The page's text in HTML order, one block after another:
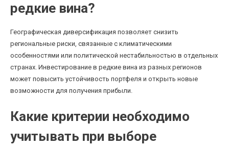
редкие вина?
Географическая диверсификация позволяет снизить
региональные риски, связанные с климатическими
особенностями или политической нестабильностью в отдельных
странах. Инвестирование в редкие вина из разных регионов
может повысить устойчивость портфеля и открыть новые
возможности для получения прибыли.
Какие критерии необходимо
учитывать при выборе